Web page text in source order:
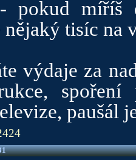
pokud
nějaký tisíc na
výdaje za
paušál